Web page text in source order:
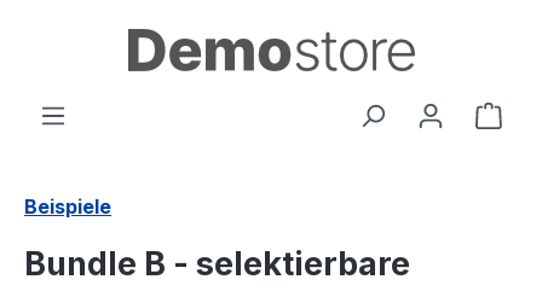
Zum Hauptinhalt springen
Beispiele
Bundle B - selektierbare